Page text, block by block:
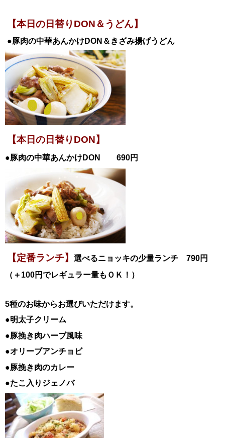
【本日の日替りDON＆うどん】
●豚肉の中華あんかけDON＆きざみ揚げうどん
【本日の日替りDON】
●豚肉の中華あんかけDON 690円
【定番ランチ】
選べるニョッキの少量ランチ 790円
（＋100円でレギュラー量もＯＫ！）
5種のお味からお選びいただけます。
●明太子クリーム
●豚挽き肉ハーブ風味
●オリーブアンチョビ
●豚挽き肉のカレー
●たこ入りジェノバ